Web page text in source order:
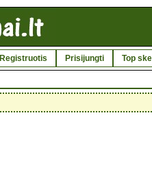
Registruotis Prisijungti Top